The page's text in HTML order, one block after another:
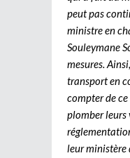
peut pas
ministre en
Souleymane
mesures.
transport en
compter de
plomber leurs
leur ministère